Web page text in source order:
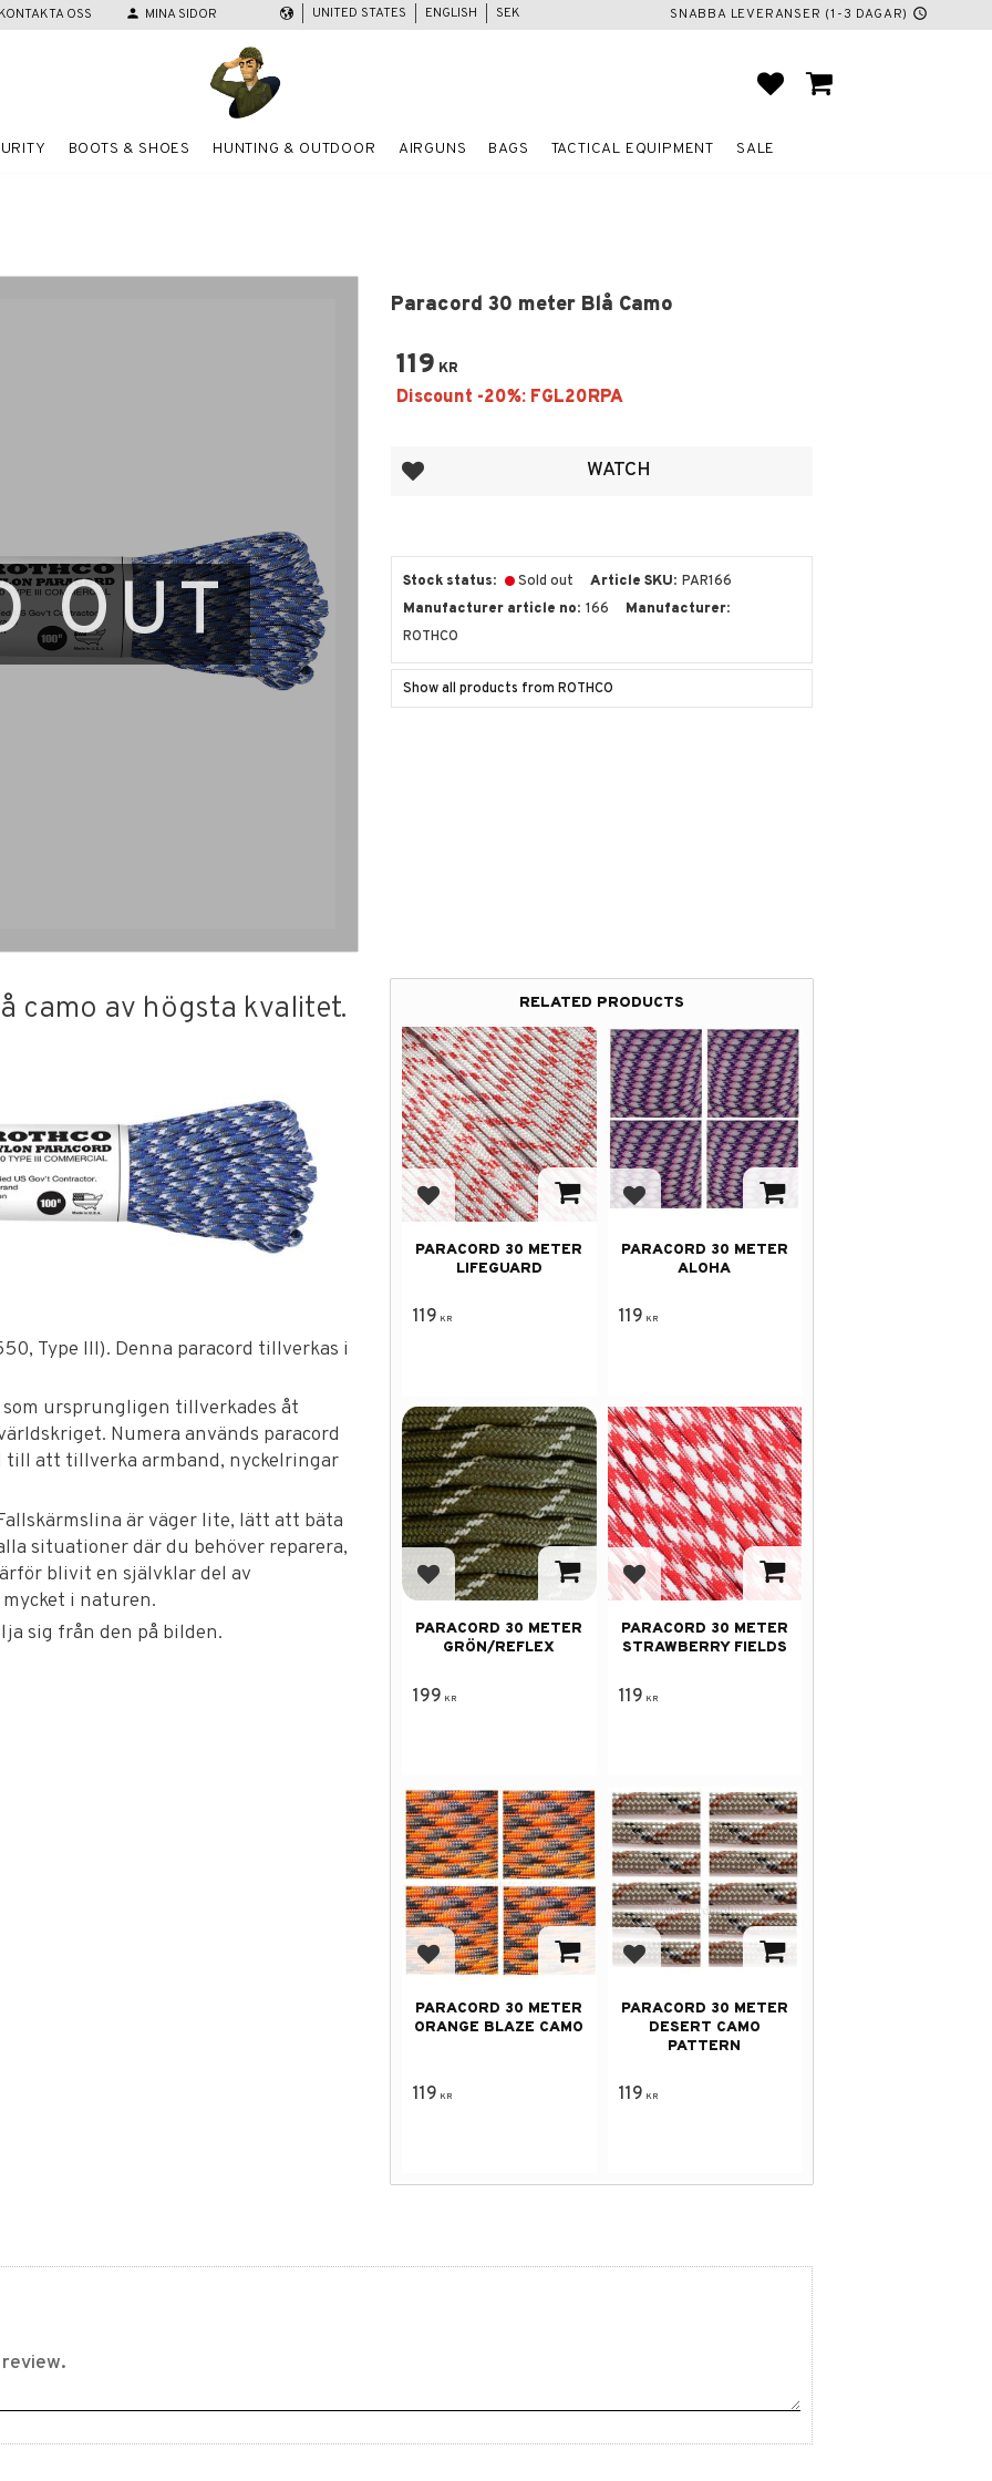
OSS person MINA SIDOR SNABBA LEVERANSER (1-3 DAGAR) schedule
UNITED STATES ENGLISH SEK
FAVORITES
BASKET
BOOTS & SHOES HUNTING & OUTDOOR AIRGUNS BAGS TACTICAL EQUIPMENT SALE
Paracord 30 meter Blå Camo
OUT
119 KR
Add to favorites WATCH
Stock status Sold out Article SKU PAR166
Manufacturer article no 166
Manufacturer
ROTHCO
Show all products from ROTHCO
camo av högsta kvalitet.
Type III). Denna paracord tillverkas i
ursprungligen tillverkades åt
Numera används paracord
att tillverka armband, nyckelringar
är väger lite, lätt att bäta
situationer där du behöver reparera,
blivit en självklar del av
i naturen.
sig från den på bilden.
RELATED PRODUCTS
Add to favorites
PARACORD 30 METER
LIFEGUARD
119 KR
Add to favorites
PARACORD 30 METER
ALOHA
119 KR
Add to favorites
PARACORD 30 METER
GRÖN/REFLEX
199 KR
Add to favorites
PARACORD 30 METER
STRAWBERRY FIELDS
119 KR
Add to favorites
PARACORD 30 METER
ORANGE BLAZE CAMO
119 KR
Add to favorites
PARACORD 30 METER
DESERT CAMO
PATTERN
119 KR